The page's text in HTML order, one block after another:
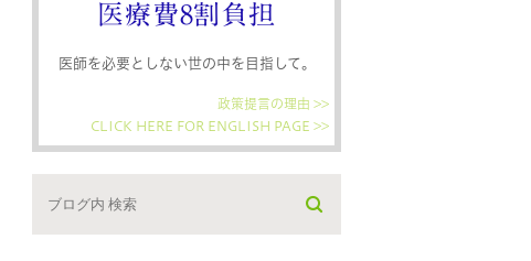
医療費8割負担
医師を必要としない世の中を目指して。
政策提言の理由 >>
CLICK HERE FOR ENGLISH PAGE >>